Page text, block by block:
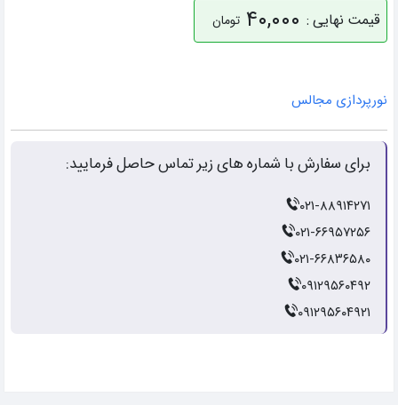
قیمت نهایی : ۴۰,۰۰۰ تومان
نورپردازی مجالس
برای سفارش با شماره های زیر تماس حاصل فرمایید:
۰۲۱-۸۸۹۱۴۲۷۱
۰۲۱-۶۶۹۵۷۲۵۶
۰۲۱-۶۶۸۳۶۵۸۰
۰۹۱۲۹۵۶۰۴۹۲
۰۹۱۲۹۵۶۰۴۹۲۱